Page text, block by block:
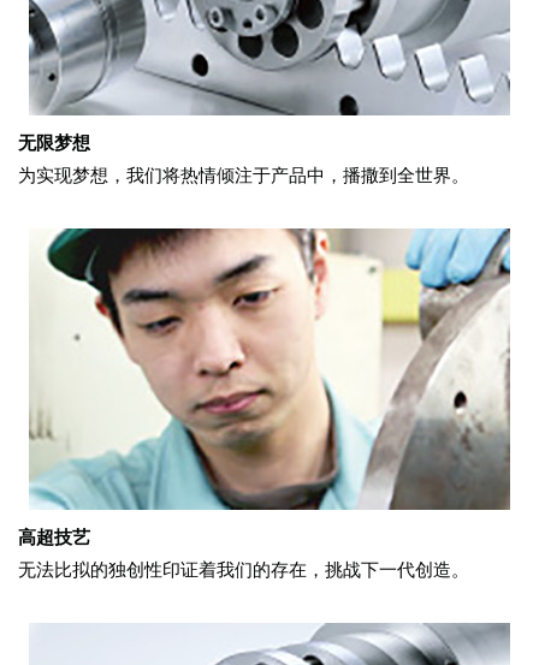
无限梦想
为实现梦想，我们将热情倾注于产品中，播撒到全世界。
高超技艺
无法比拟的独创性印证着我们的存在，挑战下一代创造。